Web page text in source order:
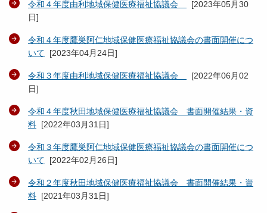
令和４年度由利地域保健医療福祉協議会 [2023年05月30
日]
令和４年度鷹巣阿仁地域保健医療福祉協議会の書面開催につ
いて [2023年04月24日]
令和３年度由利地域保健医療福祉協議会 [2022年06月02
日]
令和４年度秋田地域保健医療福祉協議会 書面開催結果・資
料 [2022年03月31日]
令和３年度鷹巣阿仁地域保健医療福祉協議会の書面開催につ
いて [2022年02月26日]
令和２年度秋田地域保健医療福祉協議会 書面開催結果・資
料 [2021年03月31日]